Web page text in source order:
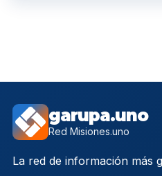
garupa.uno
Red Misiones.uno
La red de información más